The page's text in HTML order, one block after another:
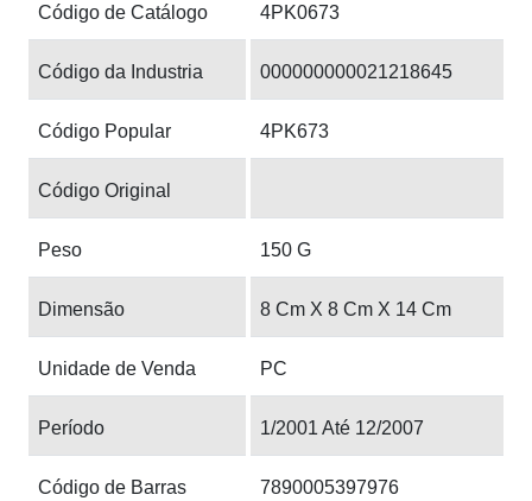
Código de Catálogo 4PK0673
Código da Industria 000000000021218645
Código Popular 4PK673
Código Original
Peso 150 G
Dimensão 8 Cm X 8 Cm X 14 Cm
Unidade de Venda PC
Período 1/2001 Até 12/2007
Código de Barras 7890005397976